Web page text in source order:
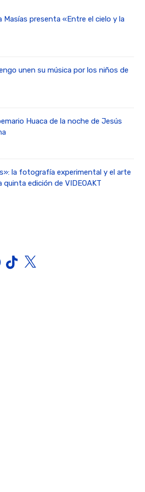
Masías presenta «Entre el cielo y la
unen su música por los niños de
Huaca de la noche de Jesús
la fotografía experimental y el arte
quinta edición de VIDEOAKT
TikTokX